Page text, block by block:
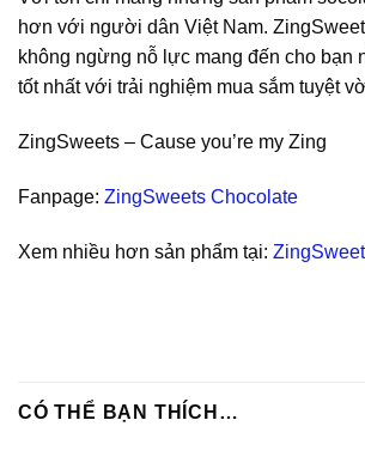
hơn với người dân Việt Nam.
không ngừng nỗ lực mang đến cho bạn
tốt nhất với trải nghiệm mua sắm tuyệt
ZingSweets – Cause you’re my Zing
Fanpage: ZingSweets Chocolate
Xem nhiều hơn sản phẩm tại:
CÓ THỂ BẠN THÍCH…